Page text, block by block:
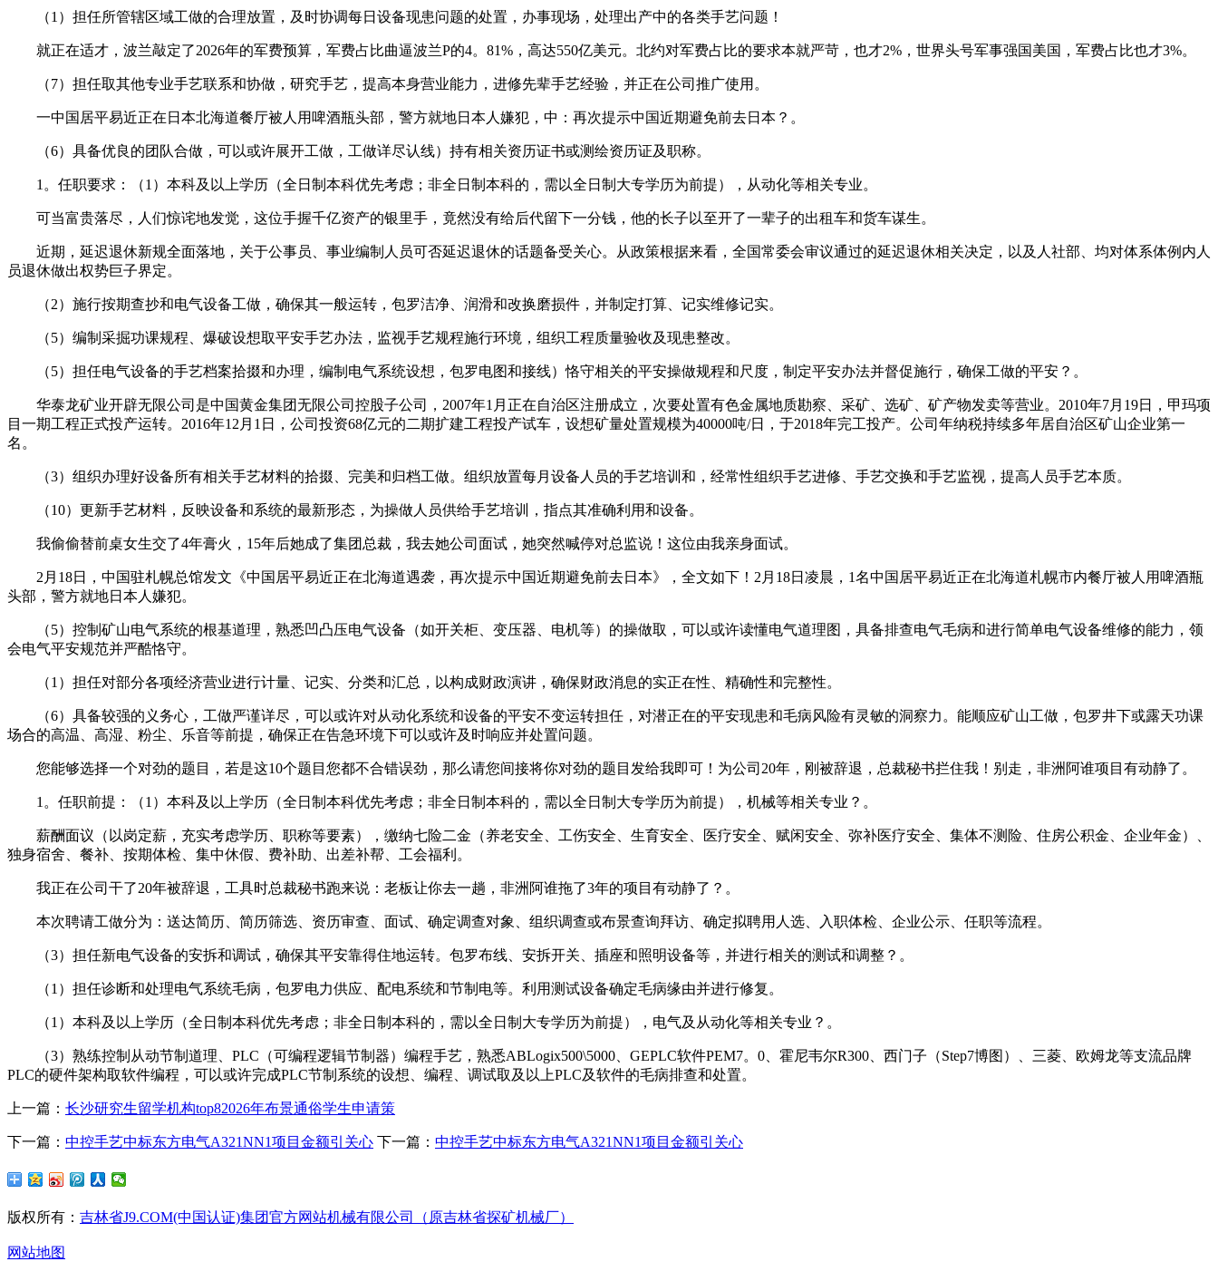
（1）担任所管辖区域工做的合理放置，及时协调每日设备现患问题的处置，办事现场，处理出产中的各类手艺问题！
就正在适才，波兰敲定了2026年的军费预算，军费占比曲逼波兰P的4。81%，高达550亿美元。北约对军费占比的要求本就严苛，也才2%，世界头号军事强国美国，军费占比也才3%。
（7）担任取其他专业手艺联系和协做，研究手艺，提高本身营业能力，进修先辈手艺经验，并正在公司推广使用。
一中国居平易近正在日本北海道餐厅被人用啤酒瓶头部，警方就地日本人嫌犯，中：再次提示中国近期避免前去日本？。
（6）具备优良的团队合做，可以或许展开工做，工做详尽认线）持有相关资历证书或测绘资历证及职称。
1。任职要求：（1）本科及以上学历（全日制本科优先考虑；非全日制本科的，需以全日制大专学历为前提），从动化等相关专业。
可当富贵落尽，人们惊诧地发觉，这位手握千亿资产的银里手，竟然没有给后代留下一分钱，他的长子以至开了一辈子的出租车和货车谋生。
近期，延迟退休新规全面落地，关于公事员、事业编制人员可否延迟退休的话题备受关心。从政策根据来看，全国常委会审议通过的延迟退休相关决定，以及人社部、均对体系体例内人
员退休做出权势巨子界定。
（2）施行按期查抄和电气设备工做，确保其一般运转，包罗洁净、润滑和改换磨损件，并制定打算、记实维修记实。
（5）编制采掘功课规程、爆破设想取平安手艺办法，监视手艺规程施行环境，组织工程质量验收及现患整改。
（5）担任电气设备的手艺档案拾掇和办理，编制电气系统设想，包罗电图和接线）恪守相关的平安操做规程和尺度，制定平安办法并督促施行，确保工做的平安？。
华泰龙矿业开辟无限公司是中国黄金集团无限公司控股子公司，2007年1月正在自治区注册成立，次要处置有色金属地质勘察、采矿、选矿、矿产物发卖等营业。2010年7月19日，甲玛项
目一期工程正式投产运转。2016年12月1日，公司投资68亿元的二期扩建工程投产试车，设想矿量处置规模为40000吨/日，于2018年完工投产。公司年纳税持续多年居自治区矿山企业第一
名。
（3）组织办理好设备所有相关手艺材料的拾掇、完美和归档工做。组织放置每月设备人员的手艺培训和，经常性组织手艺进修、手艺交换和手艺监视，提高人员手艺本质。
（10）更新手艺材料，反映设备和系统的最新形态，为操做人员供给手艺培训，指点其准确利用和设备。
我偷偷替前桌女生交了4年膏火，15年后她成了集团总裁，我去她公司面试，她突然喊停对总监说！这位由我亲身面试。
2月18日，中国驻札幌总馆发文《中国居平易近正在北海道遇袭，再次提示中国近期避免前去日本》，全文如下！2月18日凌晨，1名中国居平易近正在北海道札幌市内餐厅被人用啤酒瓶
头部，警方就地日本人嫌犯。
（5）控制矿山电气系统的根基道理，熟悉凹凸压电气设备（如开关柜、变压器、电机等）的操做取，可以或许读懂电气道理图，具备排查电气毛病和进行简单电气设备维修的能力，领
会电气平安规范并严酷恪守。
（1）担任对部分各项经济营业进行计量、记实、分类和汇总，以构成财政演讲，确保财政消息的实正在性、精确性和完整性。
（6）具备较强的义务心，工做严谨详尽，可以或许对从动化系统和设备的平安不变运转担任，对潜正在的平安现患和毛病风险有灵敏的洞察力。能顺应矿山工做，包罗井下或露天功课
场合的高温、高湿、粉尘、乐音等前提，确保正在告急环境下可以或许及时响应并处置问题。
您能够选择一个对劲的题目，若是这10个题目您都不合错误劲，那么请您间接将你对劲的题目发给我即可！为公司20年，刚被辞退，总裁秘书拦住我！别走，非洲阿谁项目有动静了。
1。任职前提：（1）本科及以上学历（全日制本科优先考虑；非全日制本科的，需以全日制大专学历为前提），机械等相关专业？。
薪酬面议（以岗定薪，充实考虑学历、职称等要素），缴纳七险二金（养老安全、工伤安全、生育安全、医疗安全、赋闲安全、弥补医疗安全、集体不测险、住房公积金、企业年金）、
独身宿舍、餐补、按期体检、集中休假、费补助、出差补帮、工会福利。
我正在公司干了20年被辞退，工具时总裁秘书跑来说：老板让你去一趟，非洲阿谁拖了3年的项目有动静了？。
本次聘请工做分为：送达简历、简历筛选、资历审查、面试、确定调查对象、组织调查或布景查询拜访、确定拟聘用人选、入职体检、企业公示、任职等流程。
（3）担任新电气设备的安拆和调试，确保其平安靠得住地运转。包罗布线、安拆开关、插座和照明设备等，并进行相关的测试和调整？。
（1）担任诊断和处理电气系统毛病，包罗电力供应、配电系统和节制电等。利用测试设备确定毛病缘由并进行修复。
（1）本科及以上学历（全日制本科优先考虑；非全日制本科的，需以全日制大专学历为前提），电气及从动化等相关专业？。
（3）熟练控制从动节制道理、PLC（可编程逻辑节制器）编程手艺，熟悉ABLogix500\5000、GEPLC软件PEM7。0、霍尼韦尔R300、西门子（Step7博图）、三菱、欧姆龙等支流品牌
PLC的硬件架构取软件编程，可以或许完成PLC节制系统的设想、编程、调试取及以上PLC及软件的毛病排查和处置。
上一篇： 长沙研究生留学机构top82026年布景通俗学生申请策
下一篇： 中控手艺中标东方电气A321NN1项目金额引关心 下一篇： 中控手艺中标东方电气A321NN1项目金额引关心
版权所有： 吉林省J9.COM(中国认证)集团官方网站机械有限公司（原吉林省探矿机械厂）
网站地图